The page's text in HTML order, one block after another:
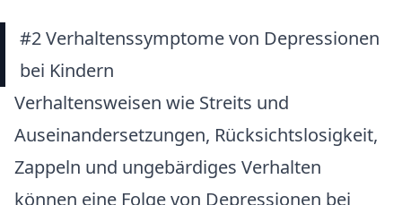
#2 Verhaltenssymptome von Depressionen
bei Kindern
Verhaltensweisen wie Streits und
Auseinandersetzungen, Rücksichtslosigkeit,
Zappeln und ungebärdiges Verhalten
können eine Folge von Depressionen bei